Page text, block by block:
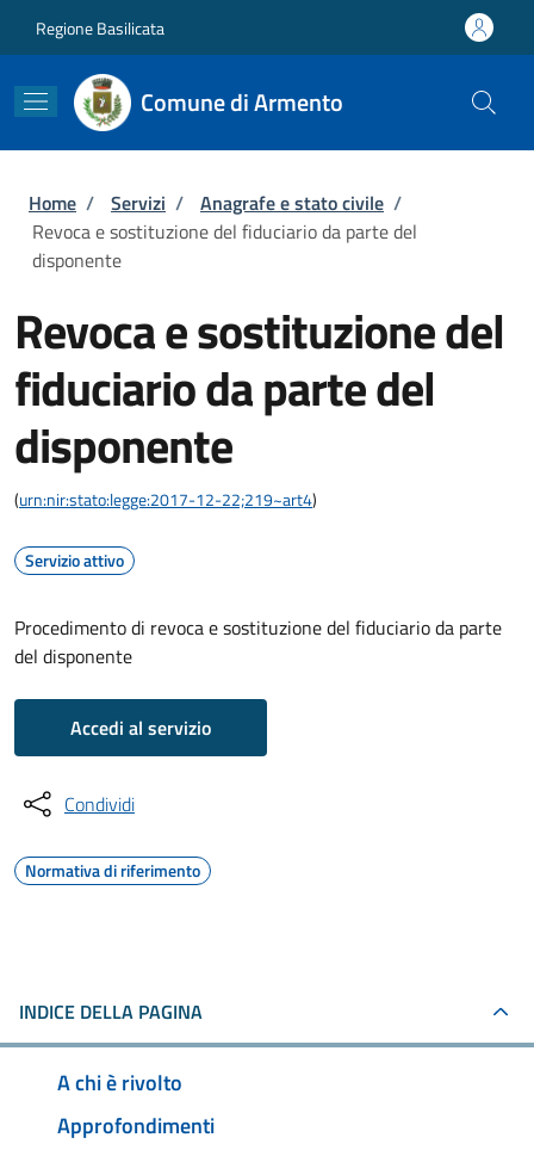
Regione Basilicata
Comune di Armento
Briciole di pane
Home / Servizi / Anagrafe e stato civile /
Revoca e sostituzione del fiduciario da parte del
disponente
Revoca e sostituzione del
fiduciario da parte del
disponente
(urn:nir:stato:legge:2017-12-22;219~art4)
Servizio attivo
Procedimento di revoca e sostituzione del fiduciario da parte
del disponente
Accedi al servizio
Condividi
Normativa di riferimento
INDICE DELLA PAGINA
A chi è rivolto
Approfondimenti